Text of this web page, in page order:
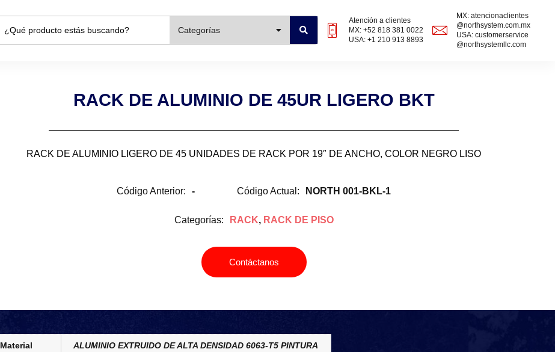
Categorías
Atención a clientes
MX: +52 818 381 0022
USA: +1 210 913 8893
MX: atencionaclientes
@northsystem.com.mx
USA: customerservice
@northsystemllc.com
RACK DE ALUMINIO DE 45UR LIGERO BKT
RACK DE ALUMINIO LIGERO DE 45 UNIDADES DE RACK POR 19″ DE ANCHO, COLOR NEGRO LISO
Código Anterior: - Código Actual: NORTH 001-BKL-1
Categorías: RACK, RACK DE PISO
Contáctanos
Material
ALUMINIO EXTRUIDO DE ALTA DENSIDAD 6063-T5 PINTURA